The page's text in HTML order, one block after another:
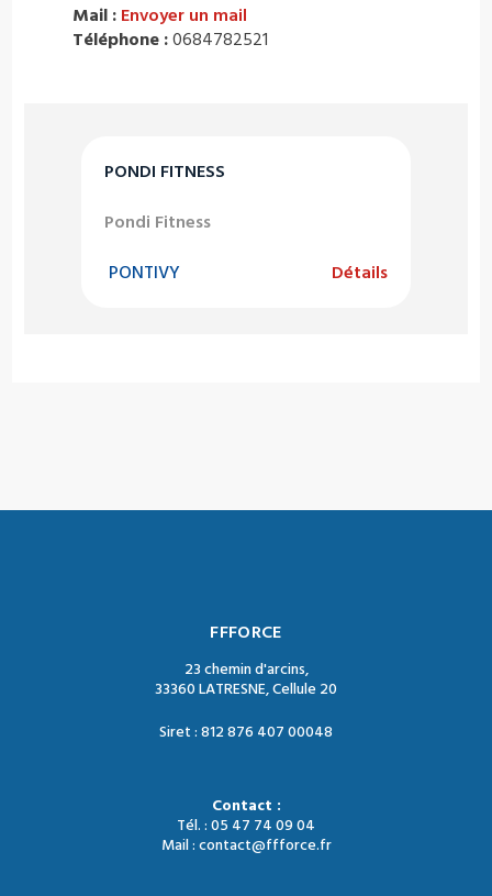
PONDI FITNESS
Pondi Fitness
PONTIVY Détails
Mail : Envoyer un mail
Téléphone :0684782521
FFFORCE
23 chemin d'arcins,
33360 LATRESNE, Cellule 20
Siret : 812 876 407 00048
Contact :
Tél. : 05 47 74 09 04
Mail : contact@ffforce.fr